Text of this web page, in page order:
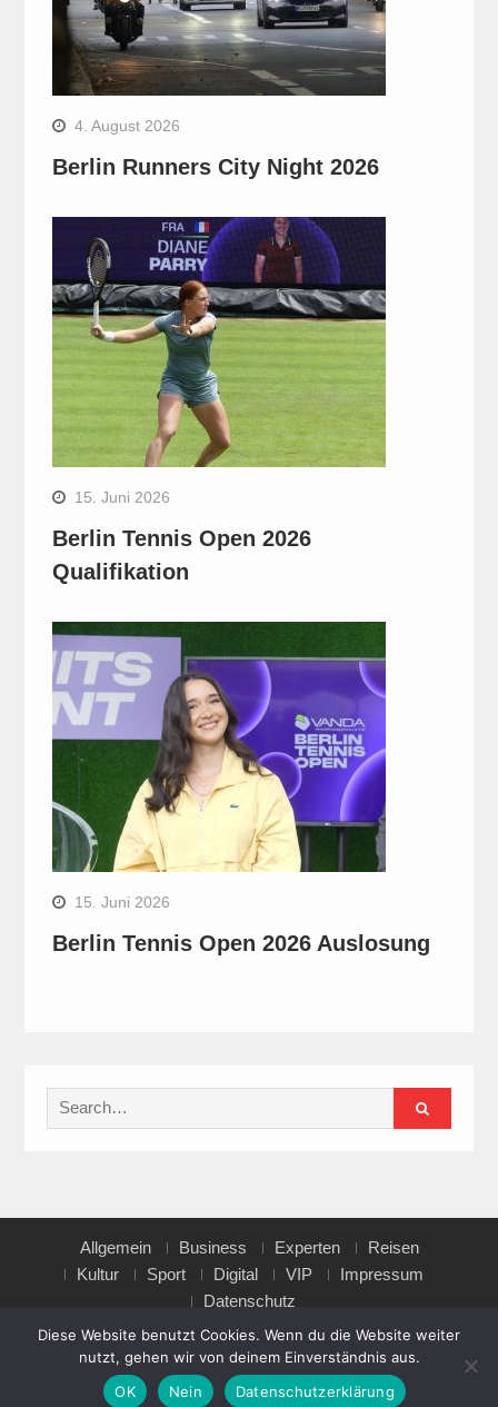
4. August 2026
Berlin Runners City Night 2026
15. Juni 2026
Berlin Tennis Open 2026
Qualifikation
15. Juni 2026
Berlin Tennis Open 2026 Auslosung
Search
for:
Allgemein Business Experten
Reisen
Kultur
Sport Digital VIP
Impressum
Datenschutz
Copyright © All rights reserved.
Magazine Point byAxle Themes
Diese Website benutzt Cookies. Wenn du die Website weiter
nutzt, gehen wir von deinem Einverständnis aus.
OK
Nein Datenschutzerklärung